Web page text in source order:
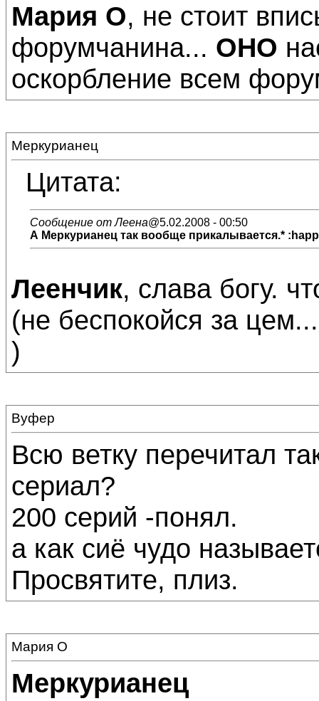
Мария О, не стоит
форумчанина... ОНО
оскорбление всем
Меркурианец
Цитата:
Сообщение от Леена@5.02.2008 - 00:50
А Меркурианец так вообще прикалывается.*
Леенчик, слава богу.
(не беспокойся за
)
Вуфер
Всю ветку перечитал
сериал?
200 серий -понял.
а как сиё чудо
Просвятите, плиз.
Мария О
Меркурианец